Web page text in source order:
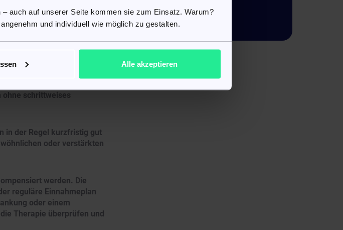
auch auf unserer Seite kommen sie zum Einsatz. Warum?
und individuell wie möglich zu gestalten.
Alle akzeptieren
mg verabreicht, aufgeteilt auf
werden, können je nach
ohne schrittweises
in der Regel kurzfristig gut
oder verstärkten
werden. Die
reguläre Einnahmeplan
oder einem
Therapie überprüfen und
Packungsbeilage